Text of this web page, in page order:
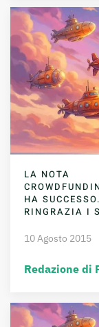
LA NOTA
HA
RINGRAZIA I
10 Agosto 2015
Redazione di